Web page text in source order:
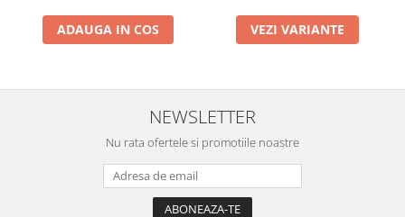
ADAUGA IN COS VEZI VARIANTE
NEWSLETTER
Nu rata ofertele si promotiile noastre